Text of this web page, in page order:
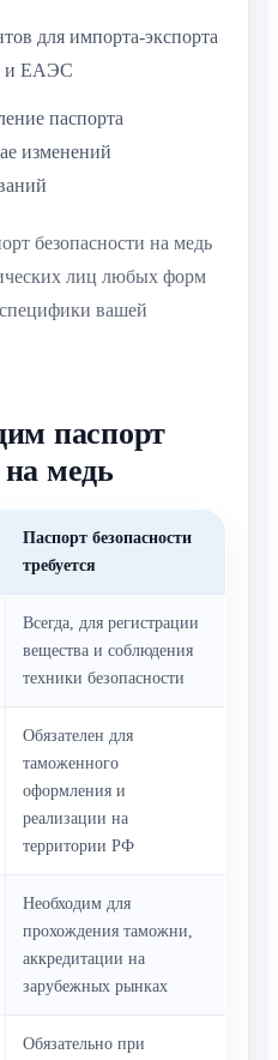
для импорта-экспорта
и ЕАЭС
паспорта
изменений
безопасности на медь
лиц любых форм
вашей
паспорт
на медь
Паспорт безопасности
требуется
Всегда, для регистрации
вещества и соблюдения
техники безопасности
Обязателен для
таможенного
оформления и
реализации на
территории РФ
Необходим для
прохождения таможни,
аккредитации на
зарубежных рынках
Обязательно при